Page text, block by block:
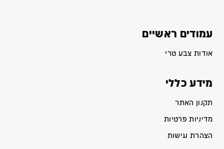
עמודים ראשיים
אודות צבע טרי
מידע כללי
תקנון האתר
מדיניות פרטיות
הצהרת נגישות